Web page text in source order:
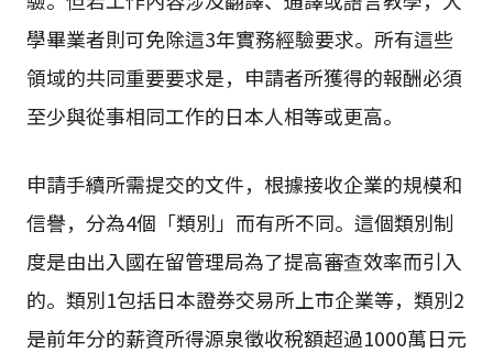
學畢業者則可免除這3年實務經驗要求。所有這些
領域的共同重要要求是，申請者所獲得的報酬必須
至少與從事相同工作的日本人相等或更高。
申請手續所需提交的文件，根據接收企業的規模和
信譽，分為4個「類別」而有所不同。這個類別制
度是由出入國在留管理局為了提高審查效率而引入
的。類別1包括日本證券交易所上市企業等，類別2
是前年分的薪資所得源泉徵收稅額超過1000萬日元